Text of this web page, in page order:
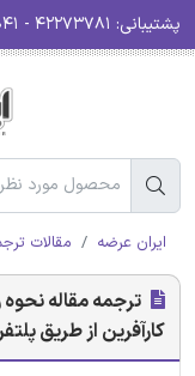
پشتیبانی:
ایران عرضه مقالات
ترجمه مقاله
کارآفرین از طریق